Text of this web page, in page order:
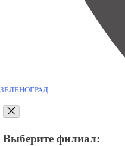
ЗЕЛЕНОГРАД
Выберите филиал: